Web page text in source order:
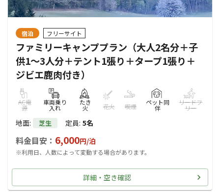
宿泊 フリーサイト
ファミリーキャンププラン（大人2名分＋子
供1～3人分＋テント1張り＋タープ1張り＋
ジビエ鹿肉付き）
AC電
源
車両乗り
入れ
たき
火 花火 喫煙
ペット同
伴
リードフ
リー
地面: 芝生 定員: 5名
料金目安： 6,000円/泊
※利用日、人数によって変動する場合があります。
詳細・空き確認